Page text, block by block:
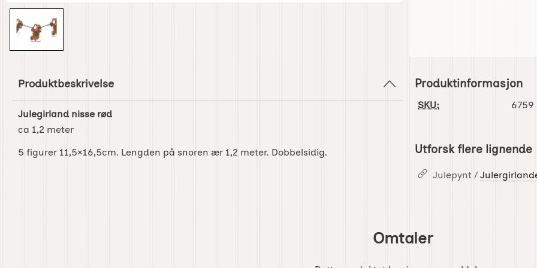
Produktbeskrivelse
Julegirland nisse rød
ca 1,2 meter
5 figurer 11,5×16,5cm. Lengden på snoren ær 1,2 meter. Dobbelsidig.
Produktinformasjon
SKU: 6759
Utforsk flere lignende
Julepynt /
Omtaler